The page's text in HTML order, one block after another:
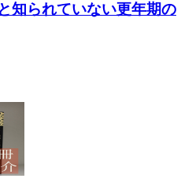
知られていない更年期の